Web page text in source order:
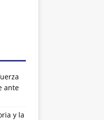
ante
y la